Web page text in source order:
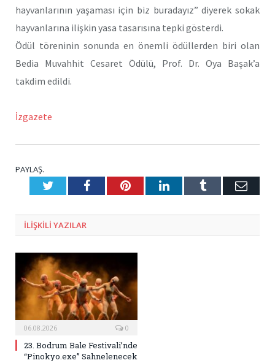
hayvanlarının yaşaması için biz buradayız” diyerek sokak
hayvanlarına ilişkin yasa tasarısına tepki gösterdi.
Ödül töreninin sonunda en önemli ödüllerden biri olan
Bedia Muvahhit Cesaret Ödülü, Prof. Dr. Oya Başak’a
takdim edildi.
İzgazete
PAYLAŞ.
TwitterFacebookPinterestLinkedInTumblr E-
ILIŞKILI YAZILAR
06.08.2026 0
23. Bodrum Bale Festivali’nde
“Pinokyo.exe” Sahnelenecek